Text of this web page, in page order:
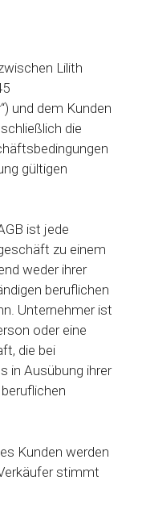
Lilith
und dem Kunden
die
gültigen
ist jede
zu einem
weder ihrer
beruflichen
Unternehmer ist
oder eine
die bei
in Ausübung ihrer
Kunden werden
stimmt